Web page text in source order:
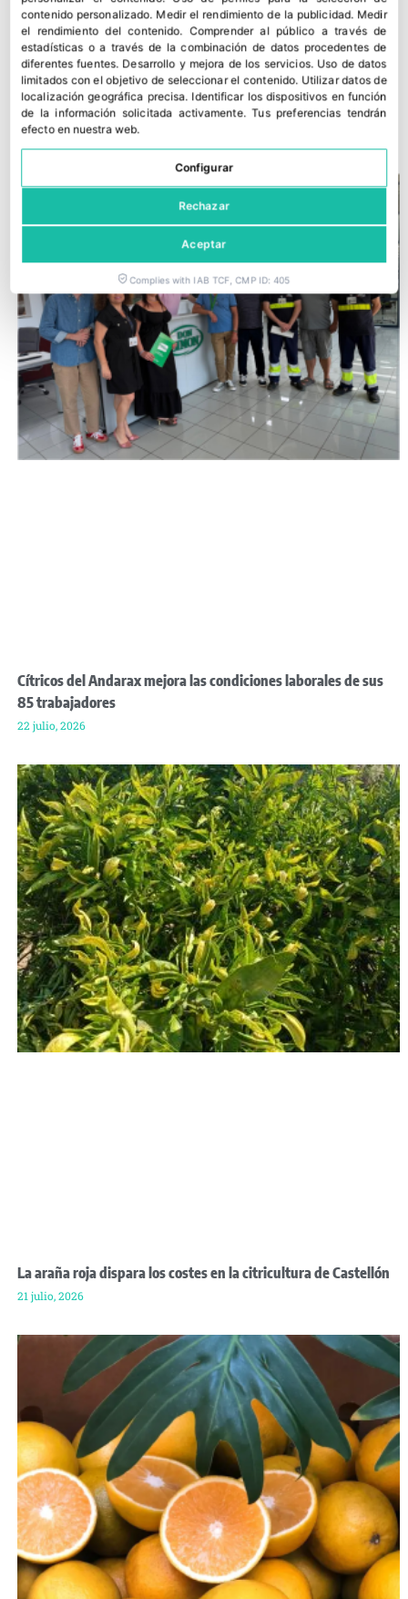
Grupo Sabater entra en el negocio citrícola con la compra de
La Paz Fresh
22 julio, 2026
Cítricos del Andarax mejora las condiciones laborales de sus
85 trabajadores
22 julio, 2026
La araña roja dispara los costes en la citricultura de Castellón
21 julio, 2026
contenido personalizado. Medir el rendimiento de la publicidad. Medir
el rendimiento del contenido.Comprender al público a través de
estadísticas o a través de la combinación de datos procedentes de
diferentes fuentes. Desarrollo y mejora de los servicios. Uso de datos
limitados con el objetivo de seleccionar el contenido. Utilizar datos de
localización geográfica precisa. Identificar los dispositivos en función
de la información solicitada activamente.Tus preferencias tendrán
efecto en nuestra web.
Configurar
Rechazar
Aceptar
Complies with IAB TCF, CMP ID: 405